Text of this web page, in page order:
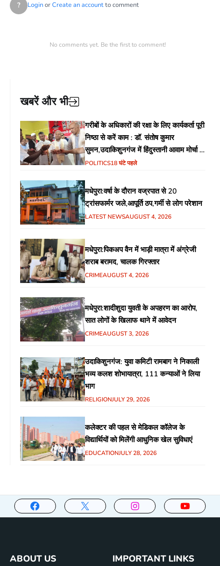
? LoginorCreate an accountto comment
No comments yet. Be the first to comment!
खबरें और भी
गरीबों के अधिकारों की रक्षा के लिए कार्यकर्ता पूरी
निष्ठा से करें काम : डॉ. संतोष कुमार
सुमन,उदाकिशुनगंज में हिंदुस्तानी आवाम मोर्चा के
गरीब चौपाल में शिक्षा, स्वास्थ्य, रोजगार समेत
POLITICS18 घंटे पहले
मधेपुरा:वर्षा के दौरान वज्रपात से 20
ट्रांसफार्मर जले,आपूर्ति ठप,गर्मी से लोग परेशान
LATEST NEWSAUGUST 4, 2026
मधेपुरा:पिकअप वैन में भाड़ी मात्रा में अंग्रेजी
शराब बरामद, चालक गिरफ्तार
CRIMEAUGUST 4, 2026
मधेपुरा:शादीशुदा युवती के अपहरण का आरोप,
सात लोगों के खिलाफ थाने में आवेदन
CRIMEAUGUST 3, 2026
उदाकिशुनगंज: युवा कमिटी रामबाग ने निकाली
भव्य कलश शोभायात्रा, 111 कन्याओं ने लिया
भाग
RELIGIONJULY 29, 2026
कलेक्टर की पहल से मेडिकल कॉलेज के
विद्यार्थियों को मिलेंगी आधुनिक खेल सुविधाएं
EDUCATIONJULY 28, 2026
ABOUT US
IMPORTANT LINKS